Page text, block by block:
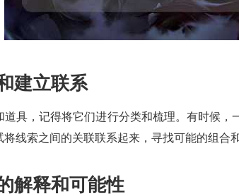
建立联系
道具，记得将它们进行分类和梳理。有时候
线索之间的关联联系起来，寻找可能的组合
解释和可能性